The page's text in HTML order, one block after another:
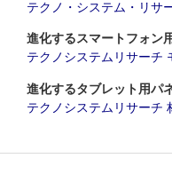
テクノ・システム・リ
進化するスマートフォン
テクノシステムリサーチ
進化するタブレット用パ
テクノシステムリサーチ